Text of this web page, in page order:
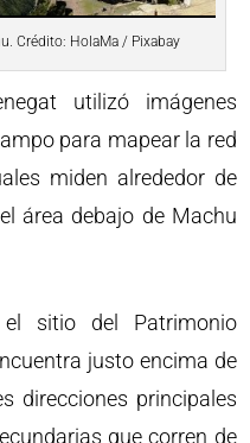
Crédito: HolaMa / Pixabay
utilizó imágenes
para mapear la red
miden alrededor de
área debajo de Machu
sitio del Patrimonio
justo encima de
direcciones principales
que corren de